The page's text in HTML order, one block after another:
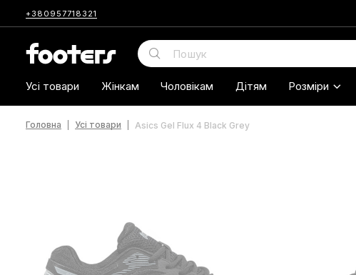
+380957718321
Усі товари Жінкам Чоловікам Дітям Розміри
Головна Усі товари Asics Gel Flux 4 Black Grey